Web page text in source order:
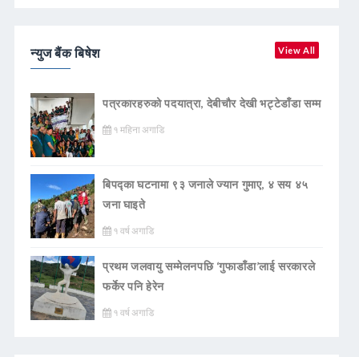
न्युज बैंक बिषेश View All
पत्रकारहरुको पदयात्रा, देबीचौर देखी भट्टेडाँडा सम्म
१ महिना अगाडि
बिपद्का घटनामा ९३ जनाले ज्यान गुमाए, ४ सय ४५
जना घाइते
१ वर्ष अगाडि
प्रथम जलवायु सम्मेलनपछि ‘गुफाडाँडा’लाई सरकारले
फर्केर पनि हेरेन
१ वर्ष अगाडि